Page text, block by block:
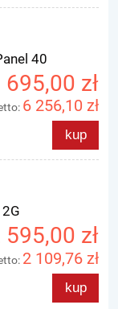
40
695,00 zł
6 256,10 zł
kup
595,00 zł
2 109,76 zł
kup